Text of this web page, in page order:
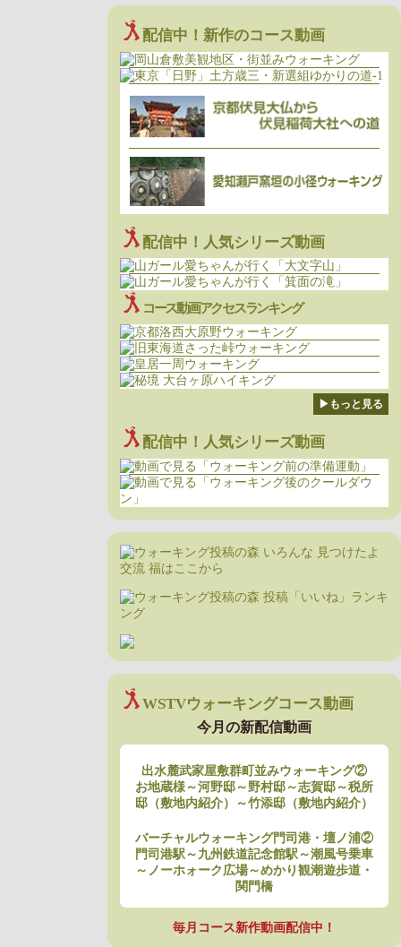
配信中！新作のコース動画
配信中！人気シリーズ動画
コース動画アクセスランキング
▶もっと見る
配信中！人気シリーズ動画
WSTVウォーキングコース動画
今月の新配信動画
出水麓武家屋敷群町並みウォーキング②
お地蔵様～河野邸～野村邸～志賀邸～税所
邸（敷地内紹介）～竹添邸（敷地内紹介）
バーチャルウォーキング門司港・壇ノ浦②
門司港駅～九州鉄道記念館駅～潮風号乗車
～ノーホォーク広場～めかり観潮遊歩道・
関門橋
毎月コース新作動画配信中！